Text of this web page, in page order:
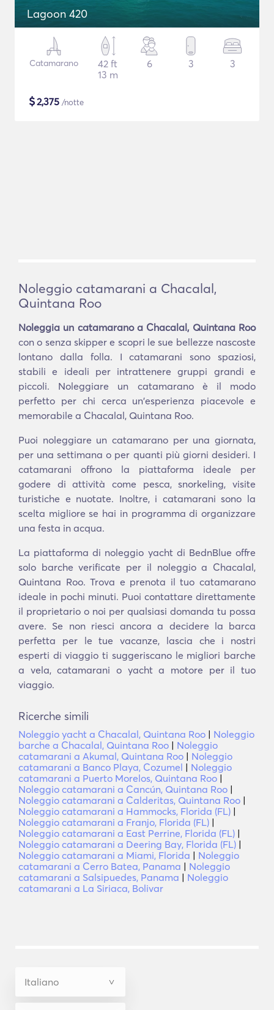
Lagoon 420
Catamarano
42 ft
13 m
6 3 3
$2,375 /notte
Noleggio catamarani a Chacalal,
Quintana Roo
Noleggia un catamarano a Chacalal, Quintana Roo
con o senza skipper e scopri le sue bellezze nascoste
lontano dalla folla. I catamarani sono spaziosi,
stabili e ideali per intrattenere gruppi grandi e
piccoli. Noleggiare un catamarano è il modo
perfetto per chi cerca un'esperienza piacevole e
memorabile a Chacalal, Quintana Roo.
Puoi noleggiare un catamarano per una giornata,
per una settimana o per quanti più giorni desideri. I
catamarani offrono la piattaforma ideale per
godere di attività come pesca, snorkeling, visite
turistiche e nuotate. Inoltre, i catamarani sono la
scelta migliore se hai in programma di organizzare
una festa in acqua.
La piattaforma di noleggio yacht di BednBlue offre
solo barche verificate per il noleggio a Chacalal,
Quintana Roo. Trova e prenota il tuo catamarano
ideale in pochi minuti. Puoi contattare direttamente
il proprietario o noi per qualsiasi domanda tu possa
avere. Se non riesci ancora a decidere la barca
perfetta per le tue vacanze, lascia che i nostri
esperti di viaggio ti suggeriscano le migliori barche
a vela, catamarani o yacht a motore per il tuo
viaggio.
Ricerche simili
Noleggio yacht a Chacalal, Quintana Roo | Noleggio
barche a Chacalal, Quintana Roo | Noleggio
catamarani a Akumal, Quintana Roo | Noleggio
catamarani a Banco Playa, Cozumel | Noleggio
catamarani a Puerto Morelos, Quintana Roo |
Noleggio catamarani a Cancún, Quintana Roo |
Noleggio catamarani a Calderitas, Quintana Roo |
Noleggio catamarani a Hammocks, Florida (FL) |
Noleggio catamarani a Franjo, Florida (FL) |
Noleggio catamarani a East Perrine, Florida (FL) |
Noleggio catamarani a Deering Bay, Florida (FL) |
Noleggio catamarani a Miami, Florida | Noleggio
catamarani a Cerro Batea, Panama | Noleggio
catamarani a Salsipuedes, Panama | Noleggio
catamarani a La Siriaca, Bolivar